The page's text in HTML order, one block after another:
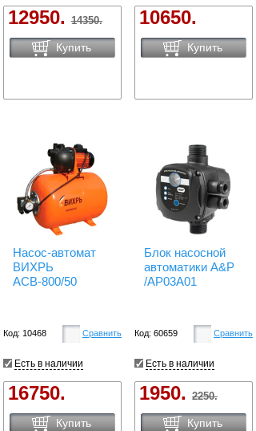
12950. 14350.
Купить
10650.
Купить
Насос-автомат
ВИХРЬ
АСВ-800/50
Код: 10468 Сравнить
Есть в наличии
16750.
Купить
Блок насосной
автоматики A&P
/AP03A01
Код: 60659 Сравнить
Есть в наличии
1950. 2250.
Купить